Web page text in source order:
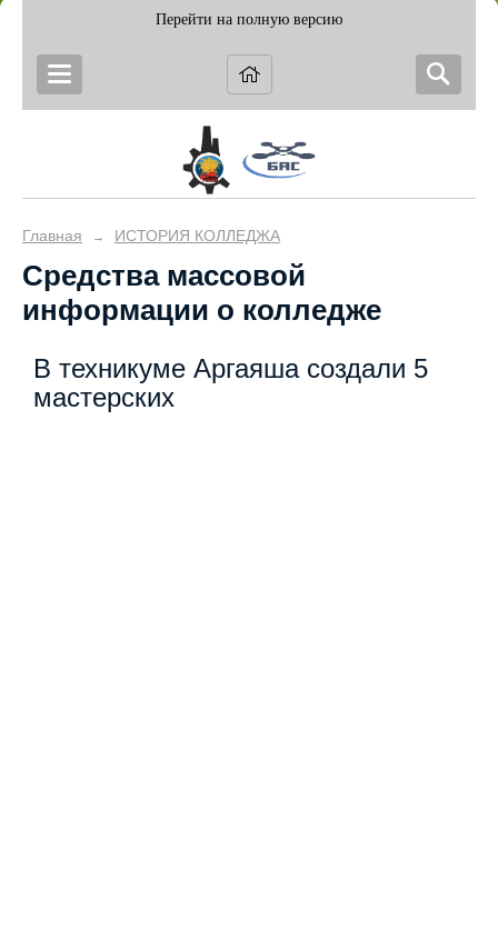
Перейти на полную версию
Главная → ИСТОРИЯ КОЛЛЕДЖА
Средства массовой
информации о колледже
В техникуме Аргаяша создали 5
мастерских